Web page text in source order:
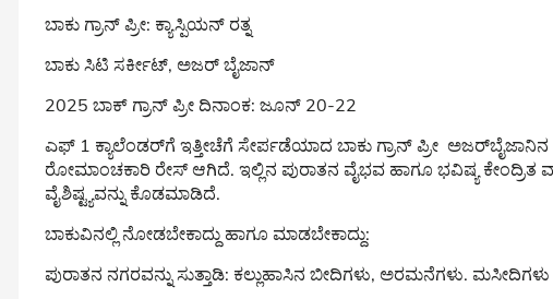
ಬಾಕು ಗ್ರಾನ್ ಪ್ರೀ: ಕ್ಯಾಸ್ಪಿಯನ್ ರತ್ನ
ಬಾಕು ಸಿಟಿ ಸರ್ಕೀಟ್, ಅಜರ್ ಬೈಜಾನ್
2025 ಬಾಕ್ ಗ್ರಾನ್ ಪ್ರೀ ದಿನಾಂಕ: ಜೂನ್ 20-22
ಎಫ್ 1 ಕ್ಯಾಲೆಂಡರ್‌ಗೆ ಇತ್ತೀಚೆಗೆ ಸೇರ್ಪಡೆಯಾದ ಬಾಕು ಗ್ರಾನ್ ಪ್ರೀ
ರೋಮಾಂಚಕಾರಿ ರೇಸ್ ಆಗಿದೆ. ಇಲ್ಲಿನ ಪುರಾತನ ವೈಭವ ಹಾಗೂ ಭವಿಷ್ಯ ಕೇಂದ್ರಿತ
ವೈಶಿಷ್ಟ್ಯವನ್ನು ಕೊಡಮಾಡಿದೆ.
ಬಾಕುವಿನಲ್ಲಿ ನೋಡಬೇಕಾದ್ದು ಹಾಗೂ ಮಾಡಬೇಕಾದ್ದು:
ಪುರಾತನ ನಗರವನ್ನು ಸುತ್ತಾಡಿ: ಕಲ್ಲುಹಾಸಿನ ಬೀದಿಗಳು, ಅರಮನೆಗಳು.